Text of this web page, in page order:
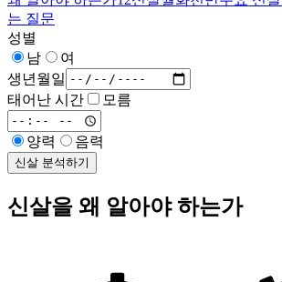
는 질문
성별
남
여
생년월일
태어난 시간
모름
양력 음력
신살 분석하기
신살을 왜 알아야 하는가